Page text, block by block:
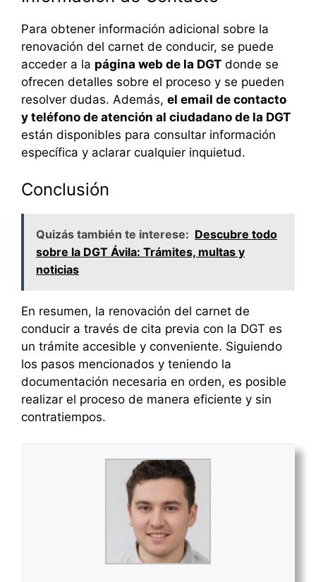
Para obtener información adicional sobre la
renovación del carnet de conducir, se puede
acceder a la página web de la DGT donde se
ofrecen detalles sobre el proceso y se pueden
resolver dudas. Además, el email de contacto
y teléfono de atención al ciudadano de la DGT
están disponibles para consultar información
específica y aclarar cualquier inquietud.
Conclusión
Quizás también te interese: Descubre todo
sobre la DGT Ávila: Trámites, multas y
noticias
En resumen, la renovación del carnet de
conducir a través de cita previa con la DGT es
un trámite accesible y conveniente. Siguiendo
los pasos mencionados y teniendo la
documentación necesaria en orden, es posible
realizar el proceso de manera eficiente y sin
contratiempos.